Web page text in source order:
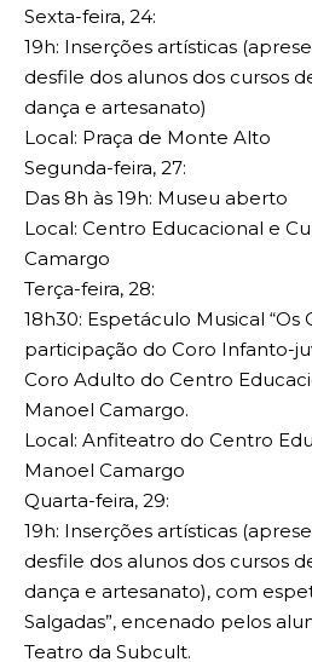
Sexta-feira, 24:
19h: Inserções artísticas
desfile dos alunos dos cursos
dança e artesanato)
Local: Praça de Monte Alto
Segunda-feira, 27:
Das 8h às 19h: Museu aberto
Local: Centro Educacional e
Camargo
Terça-feira, 28:
18h30: Espetáculo Musical “Os
participação do Coro Infanto-
Coro Adulto do Centro
Manoel Camargo.
Local: Anfiteatro do Centro
Manoel Camargo
Quarta-feira, 29:
19h: Inserções artísticas
desfile dos alunos dos cursos
dança e artesanato), com
Salgadas”, encenado pelos
Teatro da Subcult.